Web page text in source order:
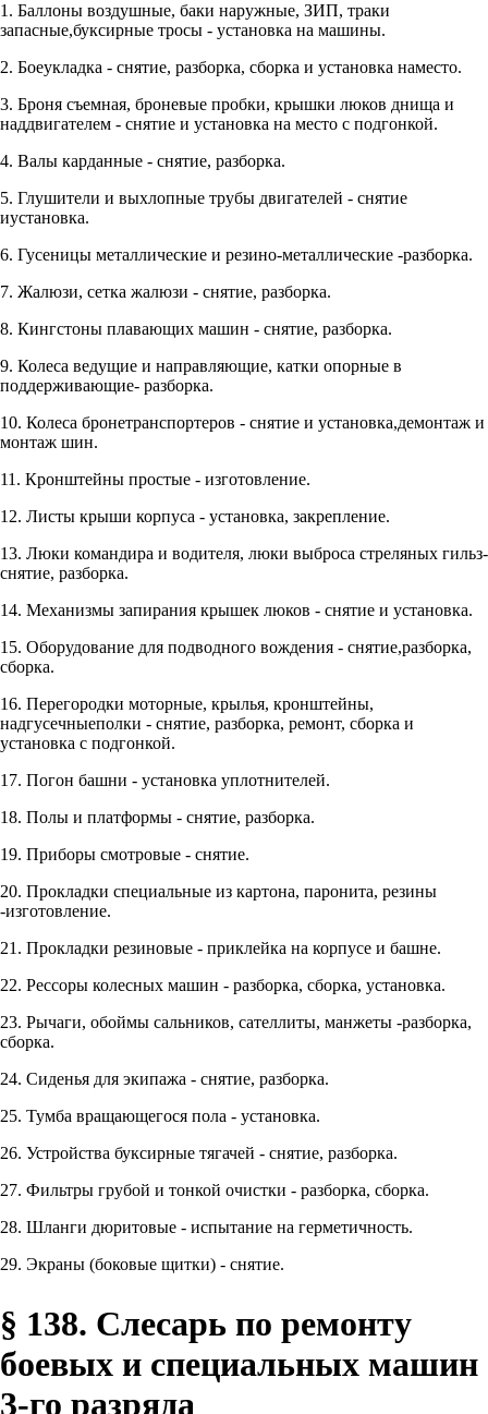
1. Баллоны воздушные, баки наружные, ЗИП, траки
запасные,буксирные тросы - установка на машины.
2. Боеукладка - снятие, разборка, сборка и установка наместо.
3. Броня съемная, броневые пробки, крышки люков днища и
наддвигателем - снятие и установка на место с подгонкой.
4. Валы карданные - снятие, разборка.
5. Глушители и выхлопные трубы двигателей - снятие
иустановка.
6. Гусеницы металлические и резино-металлические -разборка.
7. Жалюзи, сетка жалюзи - снятие, разборка.
8. Кингстоны плавающих машин - снятие, разборка.
9. Колеса ведущие и направляющие, катки опорные в
поддерживающие- разборка.
10. Колеса бронетранспортеров - снятие и установка,демонтаж и
монтаж шин.
11. Кронштейны простые - изготовление.
12. Листы крыши корпуса - установка, закрепление.
13. Люки командира и водителя, люки выброса стреляных гильз-
снятие, разборка.
14. Механизмы запирания крышек люков - снятие и установка.
15. Оборудование для подводного вождения - снятие,разборка,
сборка.
16. Перегородки моторные, крылья, кронштейны,
надгусечныеполки - снятие, разборка, ремонт, сборка и
установка с подгонкой.
17. Погон башни - установка уплотнителей.
18. Полы и платформы - снятие, разборка.
19. Приборы смотровые - снятие.
20. Прокладки специальные из картона, паронита, резины
-изготовление.
21. Прокладки резиновые - приклейка на корпусе и башне.
22. Рессоры колесных машин - разборка, сборка, установка.
23. Рычаги, обоймы сальников, сателлиты, манжеты -разборка,
сборка.
24. Сиденья для экипажа - снятие, разборка.
25. Тумба вращающегося пола - установка.
26. Устройства буксирные тягачей - снятие, разборка.
27. Фильтры грубой и тонкой очистки - разборка, сборка.
28. Шланги дюритовые - испытание на герметичность.
29. Экраны (боковые щитки) - снятие.
§ 138. Слесарь по ремонту
боевых и специальных машин
3-го разряда